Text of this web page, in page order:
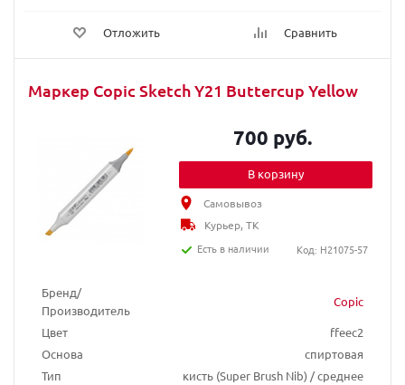
Отложить Сравнить
Маркер Copic Sketch Y21 Buttercup Yellow
Бренд/
Производитель
Copic
Цвет
ffeec2
Основа
спиртовая
Тип
кисть (Super Brush Nib) / среднее
700 руб.
В корзину
Самовывоз
Курьер, ТК
Есть в наличии
Код: H21075-57